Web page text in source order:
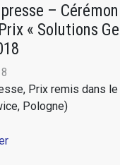
–
« Solutions
Prix remis dans le
Pologne)